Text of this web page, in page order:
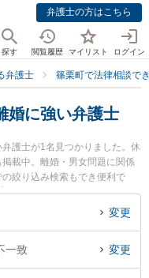
弁護士の方はこちら
探す 閲覧履歴 マイリスト ログイン
弁護士 篠栗町で法律相談で
婚に強い弁護士
護士が1名見つかりました。休
載中。離婚・男女問題に関係
絞り込み検索もでき便利で
のプロフィール情報や弁護士費
日や夜間に発生した性格の不
町内の弁護士に相談予約した
。
変更
一致 変更